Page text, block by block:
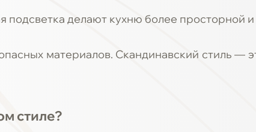
подсветка делают кухню более просторной
материалов. Скандинавский стиль —
стиле?